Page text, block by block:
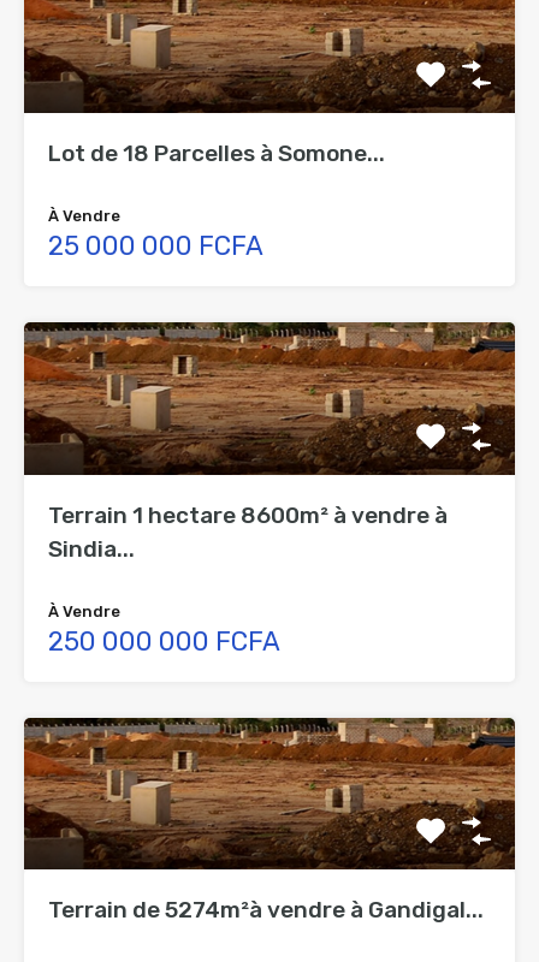
Lot de 18 Parcelles à Somone...
À Vendre
25 000 000 FCFA
Terrain 1 hectare 8600m² à vendre à
Sindia...
À Vendre
250 000 000 FCFA
Terrain de 5274m²à vendre à Gandigal...